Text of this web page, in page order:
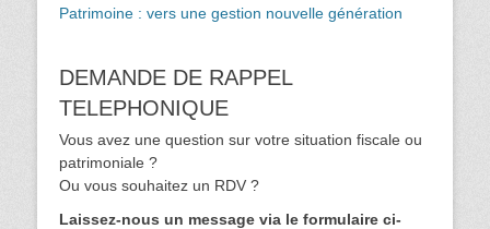
Patrimoine : vers une gestion nouvelle génération
DEMANDE DE RAPPEL
TELEPHONIQUE
Vous avez une question sur votre situation fiscale ou
patrimoniale ?
Ou vous souhaitez un RDV ?
Laissez-nous un message via le formulaire ci-